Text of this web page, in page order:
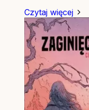
Czytaj więcej